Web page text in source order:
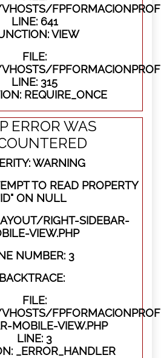
LINE: 641
VIEW
FILE:
LINE: 315
REQUIRE_ONCE
ERROR WAS
WARNING
TO READ PROPERTY
ON NULL
RIGHT-SIDEBAR-
VIEW.PHP
NUMBER: 3
BACKTRACE:
FILE:
MOBILE-VIEW.PHP
LINE: 3
_ERROR_HANDLER